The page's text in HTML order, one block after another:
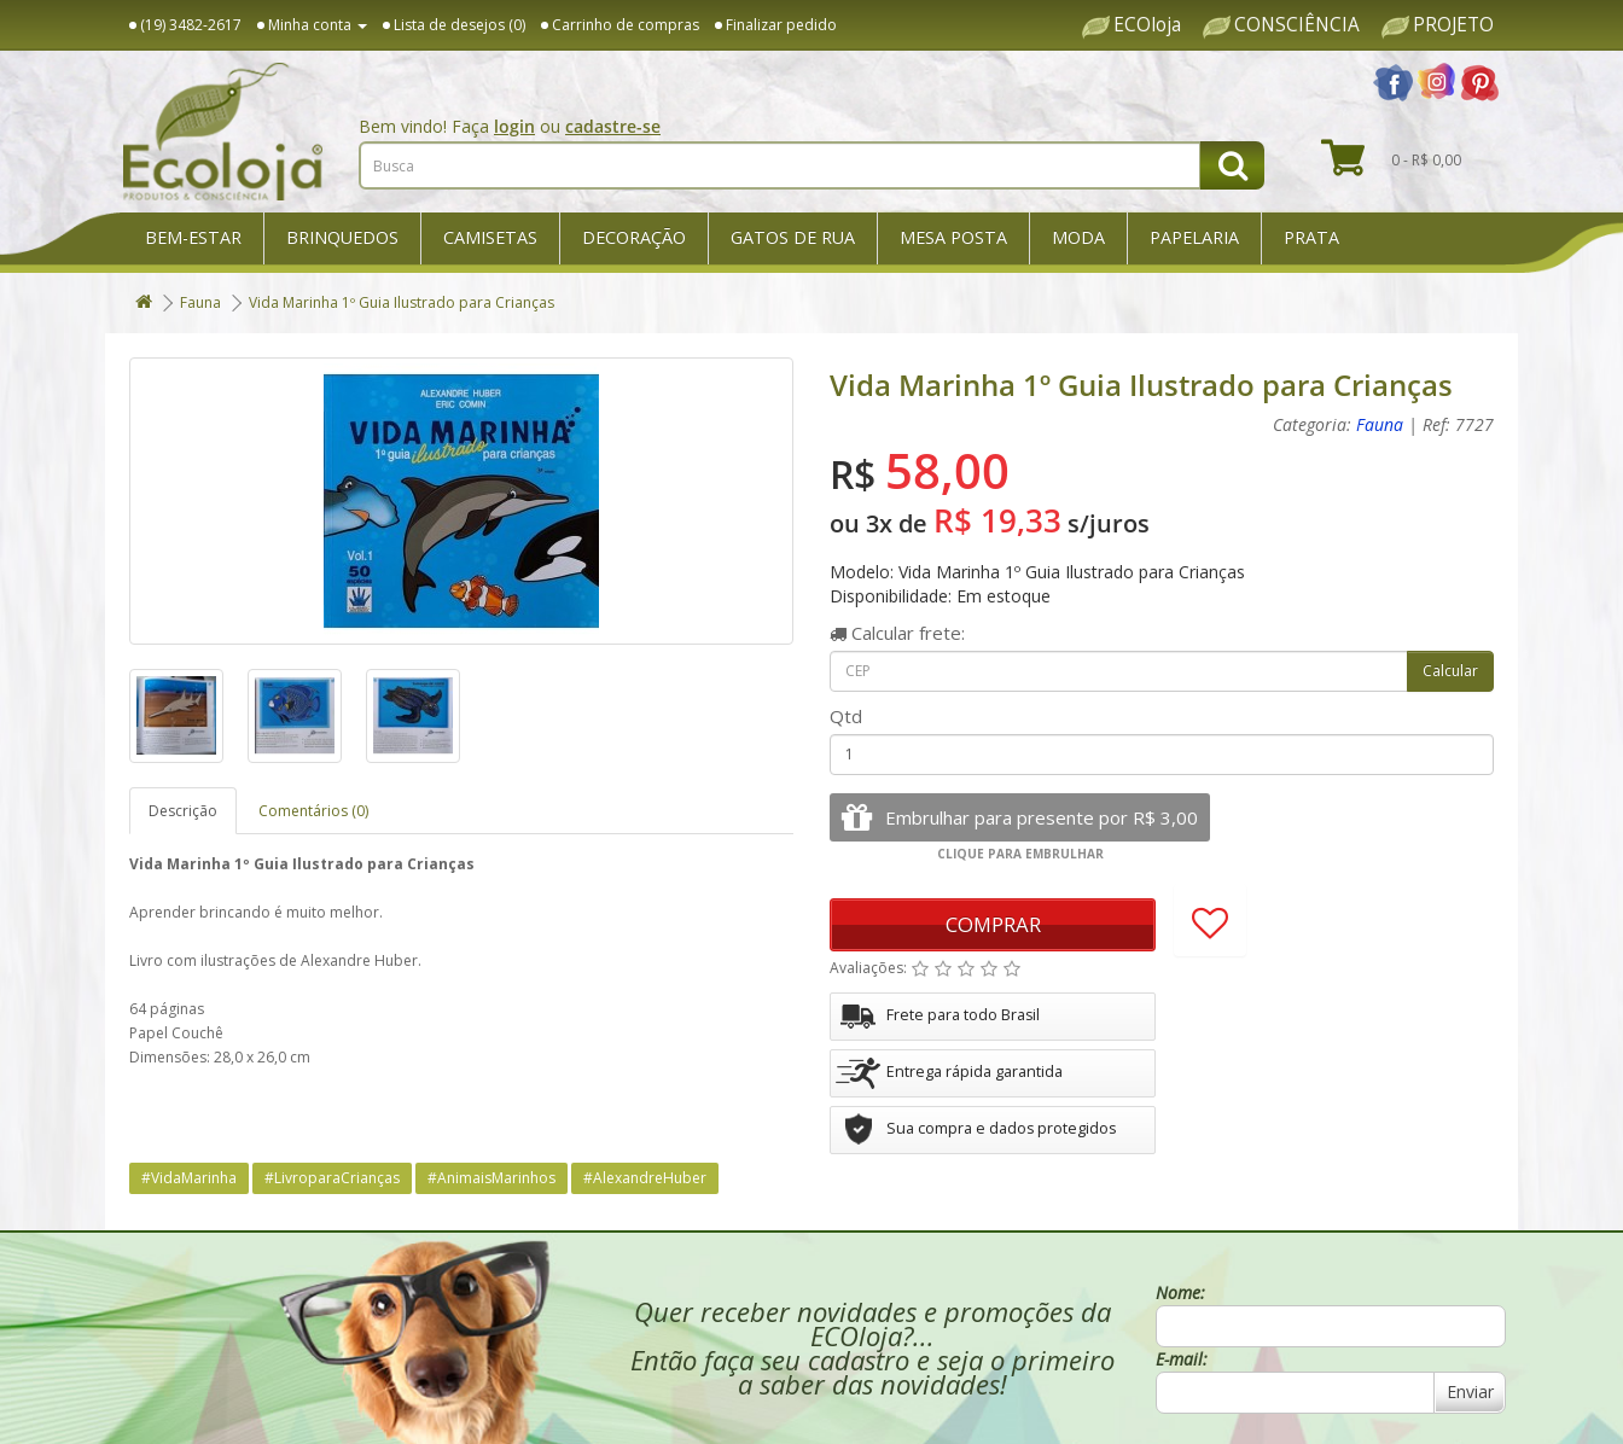
(19) 3482-2617 Minha conta Lista de desejos (0) Carrinho de compras Finalizar pedido ECOloja CONSCIÊNCIA PROJETO
Bem vindo! Faça login ou cadastre-se
0 - R$ 0,00
BEM-ESTAR BRINQUEDOS CAMISETAS DECORAÇÃO GATOS DE RUA MESA POSTA MODA PAPELARIA PRATA
Fauna Vida Marinha 1º Guia Ilustrado para Crianças
Descrição Comentários (0)
Vida Marinha 1º Guia Ilustrado para Crianças
Aprender brincando é muito melhor.
Livro com ilustrações de Alexandre Huber.
64 páginas
Papel Couchê
Dimensões: 28,0 x 26,0 cm
Vida Marinha 1º Guia Ilustrado para Crianças
Categoria: Fauna | Ref: 7727
R$ 58,00
ou 3x de R$ 19,33 s/juros
Modelo: Vida Marinha 1º Guia Ilustrado para Crianças
Disponibilidade: Em estoque
Calcular frete:
Qtd
COMPRAR
Avaliações:
Frete para todo Brasil
Entrega rápida garantida
Sua compra e dados protegidos
#VidaMarinha #LivroparaCrianças #AnimaisMarinhos #AlexandreHuber
Quer receber novidades e promoções da
ECOloja?...
Então faça seu cadastro e seja o primeiro
a saber das novidades!
Nome:
E-mail:
Enviar